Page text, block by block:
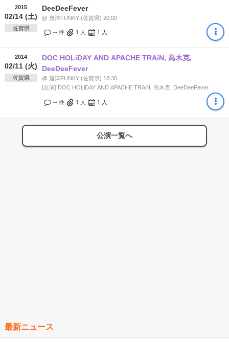
2015
02/14 (土)
佐賀県
DeeDeeFever
@ 唐津FUNKY (佐賀県) 20:00
-- 件 1 人 1 人
2014
02/11 (火)
佐賀県
DOC HOLiDAY AND APACHE TRAiN, 高木克,
DeeDeeFever
@ 唐津FUNKY (佐賀県) 18:30
[出演] DOC HOLiDAY AND APACHE TRAiN, 高木克, DeeDeeFever
-- 件 1 人 1 人
公演一覧へ
最新ニュース